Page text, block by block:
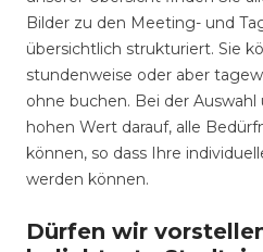
Bilder zu den Meeting- und
übersichtlich strukturiert. Sie
stundenweise oder aber
ohne buchen. Bei der
hohen Wert darauf, alle
können, so dass Ihre
werden können.
Dürfen wir